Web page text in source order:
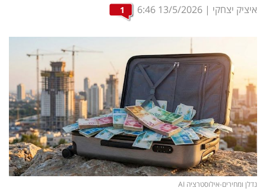
משפט
ומחקרים
דעות
רכילות
עסקית
קריפטו
ויראלי
איציק יצחקי |
13/5/2026
6:46
1
נדלן ומחירים-אילוסטרציה AI